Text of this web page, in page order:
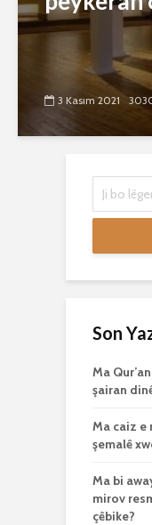
3 Kasım 2021
Son
Ma
şairan
Ma caiz e
şemalê
Ma bi
mirov
çêbike?